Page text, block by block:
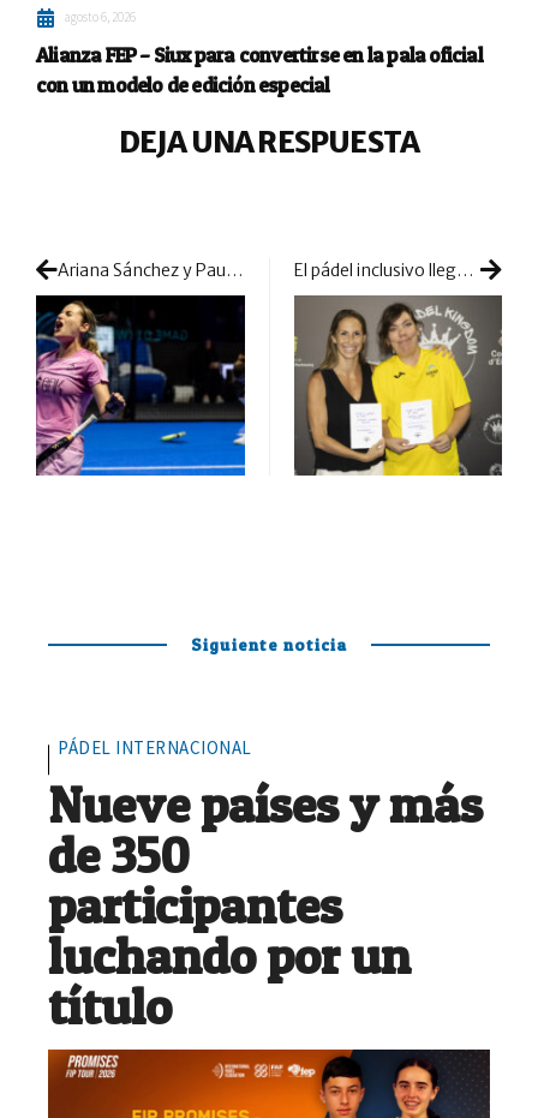
agosto 6, 2026
Alianza FEP – Siux para convertirse en la pala oficial
con un modelo de edición especial
DEJA UNA RESPUESTA
Ariana Sánchez y Paula Josemaría confirman su hegemonía con el título en Kuwait y el nº1 del ranking El pádel inclusivo llega con The Padel Kingdom a Mallorca
Siguiente noticia
PÁDEL INTERNACIONAL
Nueve países y más
de 350
participantes
luchando por un
título